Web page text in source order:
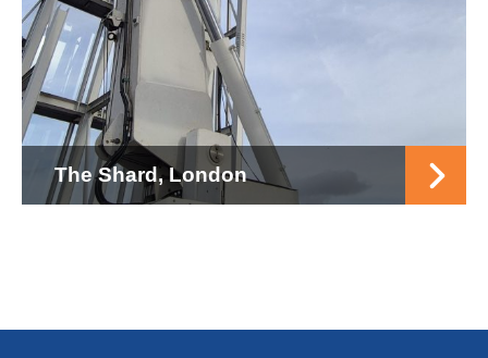
The Shard, London